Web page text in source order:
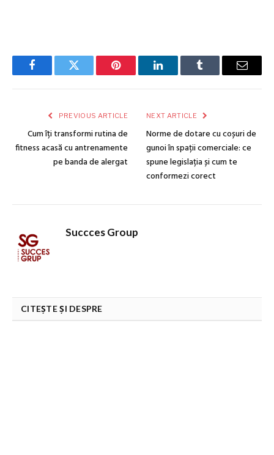
FacebookTwitter Pinterest LinkedInTumblr Email
PREVIOUS ARTICLE
Cum îți transformi rutina de
fitness acasă cu antrenamente
pe banda de alergat
NEXT ARTICLE
Norme de dotare cu coșuri de
gunoi în spații comerciale: ce
spune legislația și cum te
conformezi corect
Succces Group
CITEȘTE ȘI DESPRE